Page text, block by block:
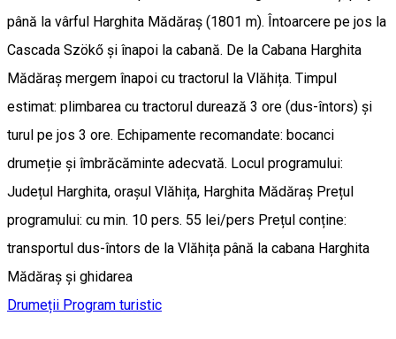
până la vârful Harghita Mădăraș (1801 m). Întoarcere pe jos la
Cascada Szökő și înapoi la cabană. De la Cabana Harghita
Mădăraș mergem înapoi cu tractorul la Vlăhița. Timpul
estimat: plimbarea cu tractorul durează 3 ore (dus-întors) și
turul pe jos 3 ore. Echipamente recomandate: bocanci
drumeție și îmbrăcăminte adecvată. Locul programului:
Județul Harghita, orașul Vlăhița, Harghita Mădăraș Prețul
programului: cu min. 10 pers. 55 lei/pers Prețul conține:
transportul dus-întors de la Vlăhița până la cabana Harghita
Mădăraș și ghidarea
Drumeții Program turistic